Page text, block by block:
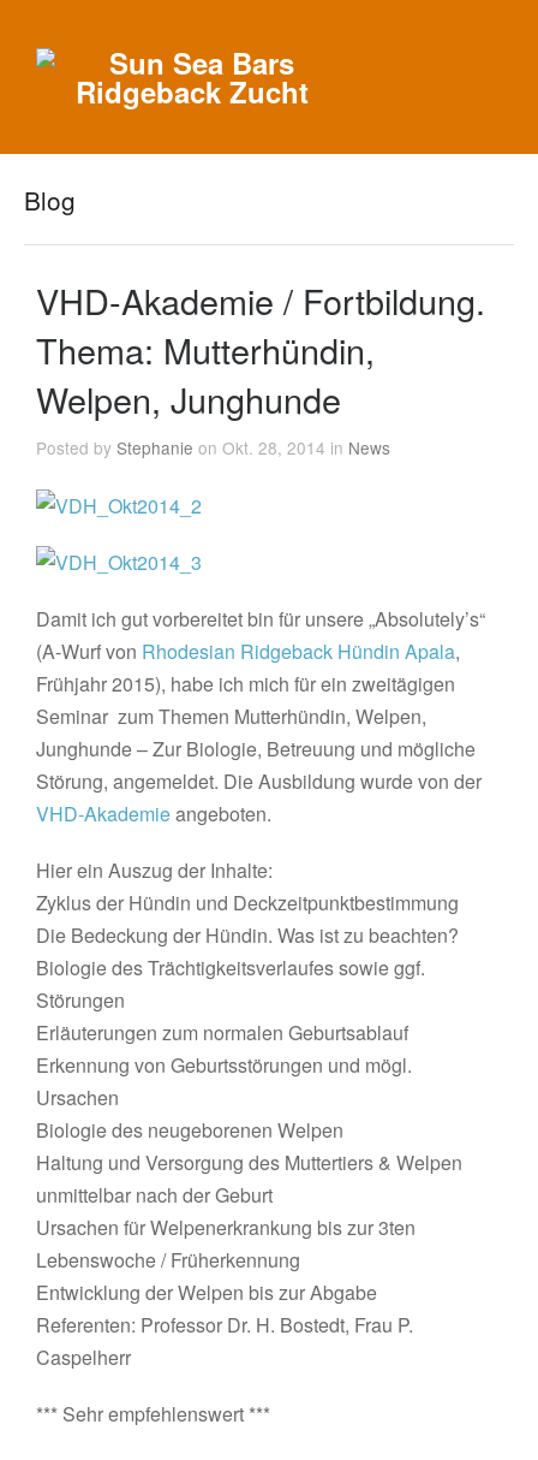
Blog
VHD-Akademie / Fortbildung.
Thema: Mutterhündin,
Welpen, Junghunde
Posted byStephanie on Okt. 28, 2014 in News
Damit ich gut vorbereitet bin für unsere „Absolutely’s“
(A-Wurf von Rhodesian Ridgeback Hündin Apala,
Frühjahr 2015), habe ich mich für ein zweitägigen
Seminar zum Themen Mutterhündin, Welpen,
Junghunde – Zur Biologie, Betreuung und mögliche
Störung, angemeldet. Die Ausbildung wurde von der
VHD-Akademieangeboten.
Hier ein Auszug der Inhalte:
Zyklus der Hündin und Deckzeitpunktbestimmung
Die Bedeckung der Hündin. Was ist zu beachten?
Biologie des Trächtigkeitsverlaufes sowie ggf.
Störungen
Erläuterungen zum normalen Geburtsablauf
Erkennung von Geburtsstörungen und mögl.
Ursachen
Biologie des neugeborenen Welpen
Haltung und Versorgung des Muttertiers & Welpen
unmittelbar nach der Geburt
Ursachen für Welpenerkrankung bis zur 3ten
Lebenswoche / Früherkennung
Entwicklung der Welpen bis zur Abgabe
Referenten: Professor Dr. H. Bostedt, Frau P.
Caspelherr
*** Sehr empfehlenswert ***